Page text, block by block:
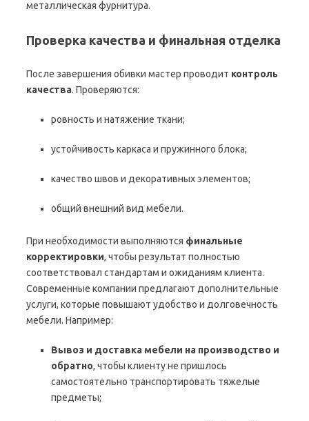
металлическая фурнитура.
Проверка качества и финальная отделка
После завершения обивки мастер проводит контроль
качества. Проверяются:
ровность и натяжение ткани;
устойчивость каркаса и пружинного блока;
качество швов и декоративных элементов;
общий внешний вид мебели.
При необходимости выполняются финальные
корректировки, чтобы результат полностью
соответствовал стандартам и ожиданиям клиента.
Современные компании предлагают дополнительные
услуги, которые повышают удобство и долговечность
мебели. Например:
Вывоз и доставка мебели на производство и
обратно, чтобы клиенту не пришлось
самостоятельно транспортировать тяжелые
предметы;